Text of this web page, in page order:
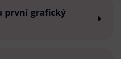
první grafický